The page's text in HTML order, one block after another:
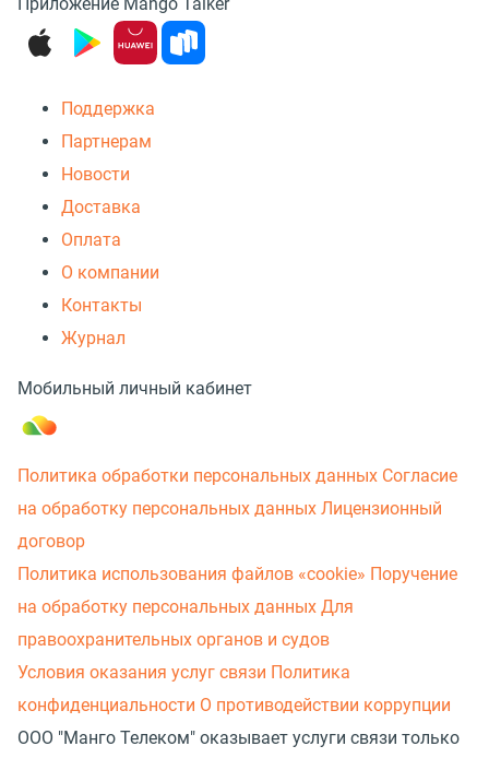
Поддержка
Партнерам
Новости
Доставка
Оплата
О компании
Контакты
Журнал
Мобильный личный кабинет
Политика обработки персональных данных Согласие
на обработку персональных данных Лицензионный
договор
Политика использования файлов «cookie» Поручение
на обработку персональных данных Для
правоохранительных органов и судов
Условия оказания услуг связи Политика
конфиденциальности О противодействии коррупции
ООО "Манго Телеком" оказывает услуги связи только